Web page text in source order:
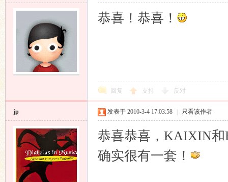
恭喜！恭喜！
回复 支持 反对
jp 发表于 2010-3-4 17:03:58 只看该作者
恭喜恭喜，KAIXIN和
确实很有一套！